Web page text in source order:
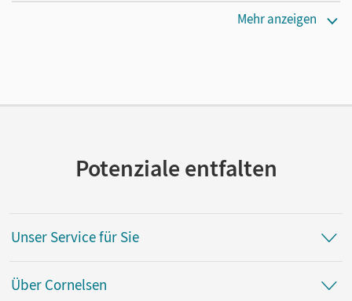
Mehr anzeigen
Potenziale entfalten
Unser Service für Sie
Über Cornelsen